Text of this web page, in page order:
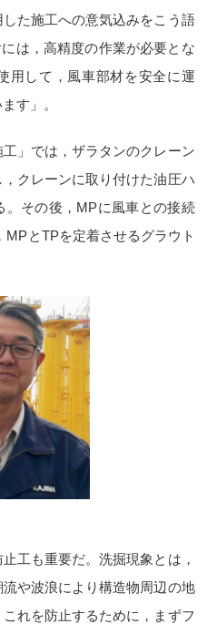
た施工への意気込みをこう語
は，高精度の作業が必要とな
用して，風車部材を安全に運
す」。
」では，ザラタンのクレーン
クレーンに取り付けた油圧ハ
。その後，MPに風車との接続
とTPを定着させるグラウト
工も重要だ。洗掘現象とは，
や波浪により構造物周辺の地
れを防止するために，まずフ